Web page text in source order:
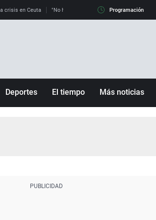
crisis en Ceuta "No hay mafias, que no nos engañen":
Programación
Deportes El tiempo Más noticias